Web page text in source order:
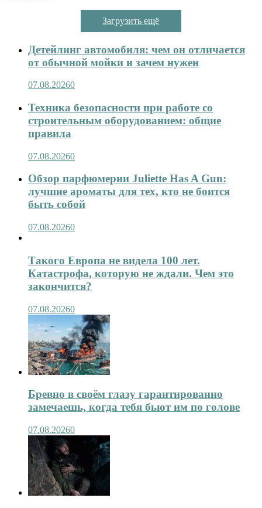
Загрузить ещё
Детейлинг автомобиля: чем он отличается
от обычной мойки и зачем нужен
07.08.20260
Техника безопасности при работе со
строительным оборудованием: общие
правила
07.08.20260
Обзор парфюмерии Juliette Has A Gun:
лучшие ароматы для тех, кто не боится
быть собой
07.08.20260
Такого Европа не видела 100 лет.
Катастрофа, которую не ждали. Чем это
закончится?
07.08.20260
Бревно в своём глазу гарантированно
замечаешь, когда тебя бьют им по голове
07.08.20260